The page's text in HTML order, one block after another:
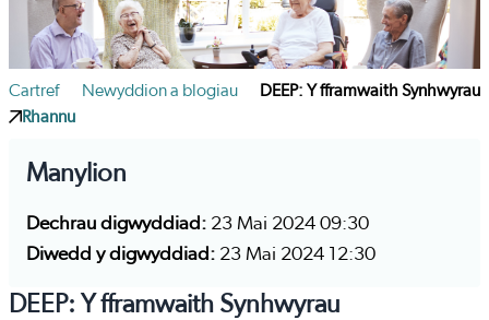
Cartref Newyddion a blogiau
DEEP: Y fframwaith Synhwyrau
Rhannu
Manylion
Dechrau digwyddiad: 23 Mai 2024 09:30
Diwedd y digwyddiad: 23 Mai 2024 12:30
DEEP: Y fframwaith Synhwyrau